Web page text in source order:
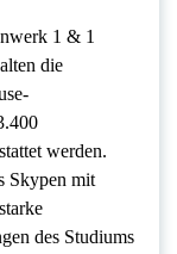
1 & 1
die
werden.
Skypen mit
des Studiums